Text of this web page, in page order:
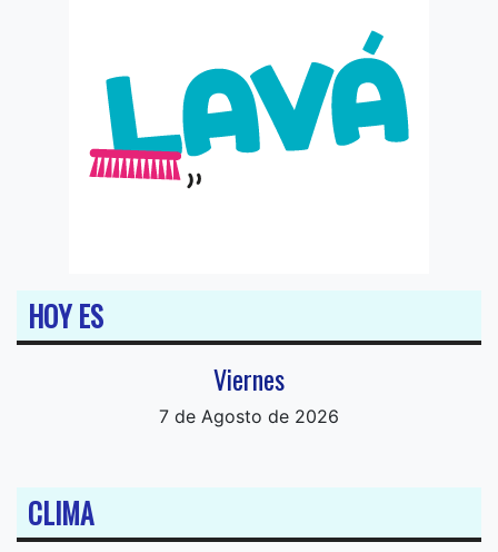
HOY ES
Viernes
7 de Agosto de 2026
CLIMA